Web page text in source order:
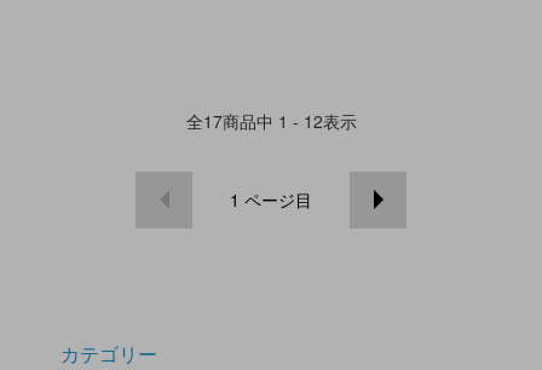
全17商品中 1 - 12表示
1 ページ目
カテゴリー